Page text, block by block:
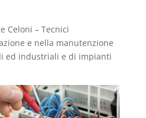
Celoni – Tecnici
e nella manutenzione
ed industriali e di impianti